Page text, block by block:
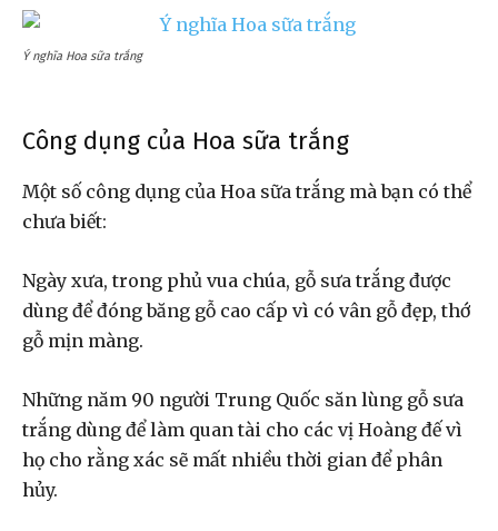
Ý nghĩa Hoa sữa trắng
Công dụng của Hoa sữa trắng
Một số công dụng của Hoa sữa trắng mà bạn có thể
chưa biết:
Ngày xưa, trong phủ vua chúa, gỗ sưa trắng được
dùng để đóng băng gỗ cao cấp vì có vân gỗ đẹp, thớ
gỗ mịn màng.
Những năm 90 người Trung Quốc săn lùng gỗ sưa
trắng dùng để làm quan tài cho các vị Hoàng đế vì
họ cho rằng xác sẽ mất nhiều thời gian để phân
hủy.